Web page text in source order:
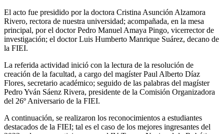
El acto fue presidido por la doctora Cristina Asunción Alzamora
Rivero, rectora de nuestra universidad; acompañada, en la mesa
principal, por el doctor Pedro Manuel Amaya Pingo, vicerrector de
investigación; el doctor Luis Humberto Manrique Suárez, decano de
la FIEI.
La referida actividad inició con la lectura de la resolución de
creación de la facultad, a cargo del magíster Paul Alberto Díaz
Flores, secretario académico; seguido de las palabras del magíster
Pedro Yván Sáenz Rivera, presidente de la Comisión Organizadora
del 26º Aniversario de la FIEI.
A continuación, se realizaron los reconocimientos a estudiantes
destacados de la FIEI; tal es el caso de los mejores ingresantes del